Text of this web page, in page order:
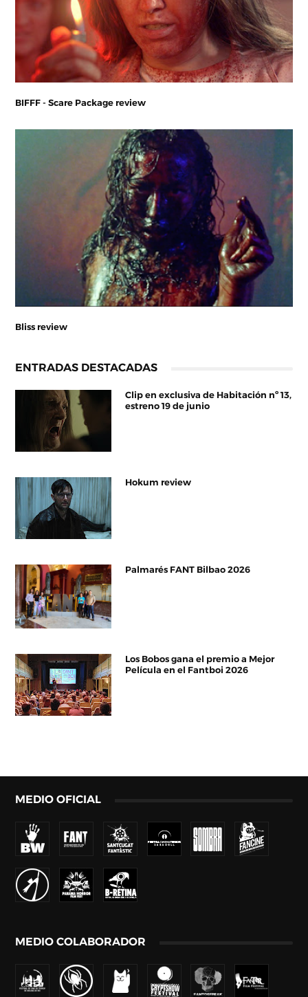
BIFFF - Scare Package review
Bliss review
ENTRADAS DESTACADAS
Clip en exclusiva de Habitación nº 13,
estreno 19 de junio
Hokum review
Palmarés FANT Bilbao 2026
Los Bobos gana el premio a Mejor
Película en el Fantboi 2026
MEDIO OFICIAL
MEDIO COLABORADOR